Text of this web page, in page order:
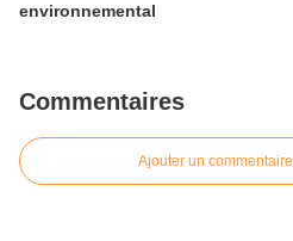
environnemental
Commentaires
Ajouter un commentaire